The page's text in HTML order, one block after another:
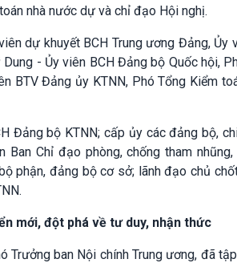
nhà nước dự và chỉ đạo Hội nghị.
dự khuyết BCH Trung ương Đảng, Ủy
- Ủy viên BCH Đảng bộ Quốc hội,
BTV Đảng ủy KTNN, Phó Tổng Kiểm
Đảng bộ KTNN; cấp ủy các đảng bộ,
Chỉ đạo phòng, chống tham
phận, đảng bộ cơ sở; lãnh đạo chủ
mới, đột phá về tư duy, nhận thức
Trưởng ban Nội chính Trung ương, đã